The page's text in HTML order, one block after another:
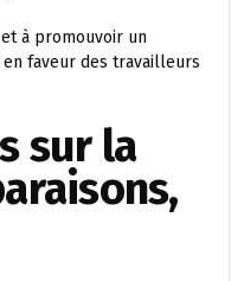
à promouvoir un
faveur des travailleurs
sur la